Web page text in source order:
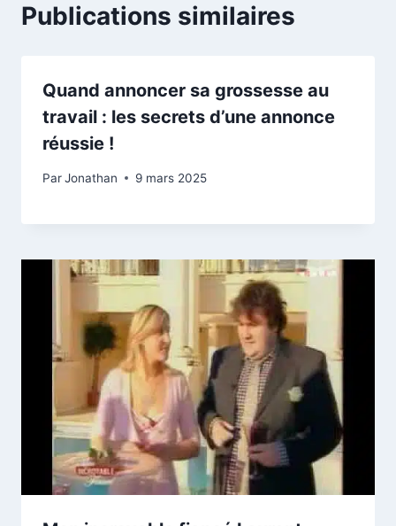
Publications similaires
Quand annoncer sa grossesse au
travail : les secrets d’une annonce
réussie !
ParJonathan 9 mars 2025